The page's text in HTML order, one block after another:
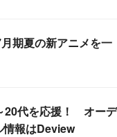
月期夏の新アニメを一
20代を応援！ オーデ
情報はDeview